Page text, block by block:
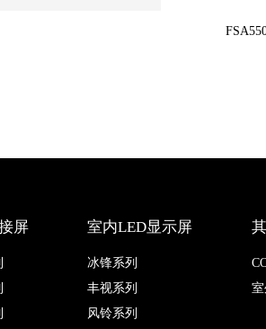
屏 室内LED显示屏
冰锋系列
丰视系列
风铃系列